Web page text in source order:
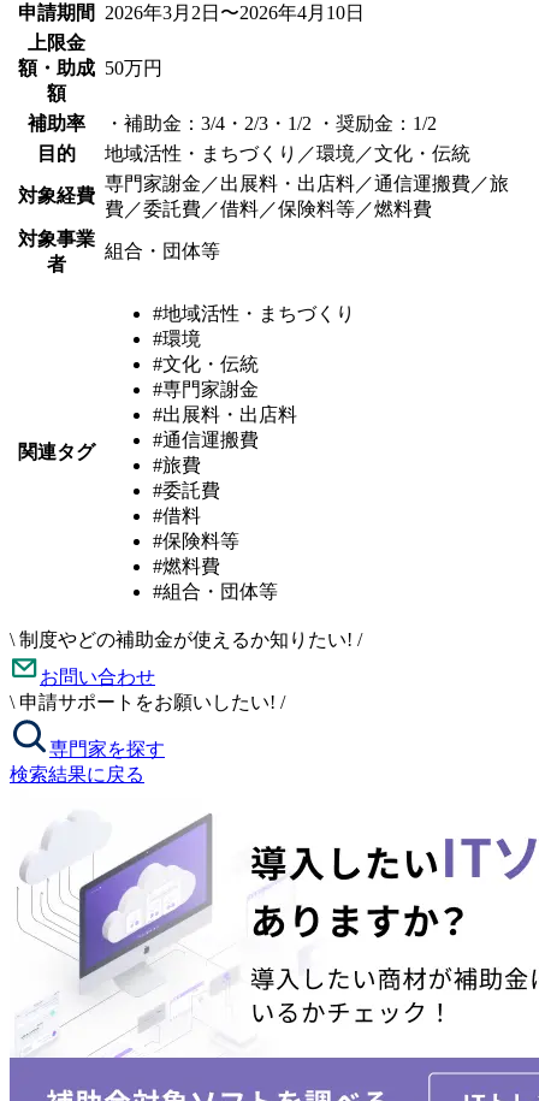
申請期間
2026年3月2日〜2026年4月10日
上限金
額・助成
額
50万円
補助率
・補助金：3/4・2/3・1/2 ・奨励金：1/2
目的
地域活性・まちづくり／環境／文化・伝統
対象経費
専門家謝金／出展料・出店料／通信運搬費／旅
費／委託費／借料／保険料等／燃料費
対象事業
者
組合・団体等
関連タグ
#地域活性・まちづくり
#環境
#文化・伝統
#専門家謝金
#出展料・出店料
#通信運搬費
#旅費
#委託費
#借料
#保険料等
#燃料費
#組合・団体等
\ 制度やどの補助金が使えるか知りたい! /
お問い合わせ
\ 申請サポートをお願いしたい! /
専門家を探す
検索結果に戻る